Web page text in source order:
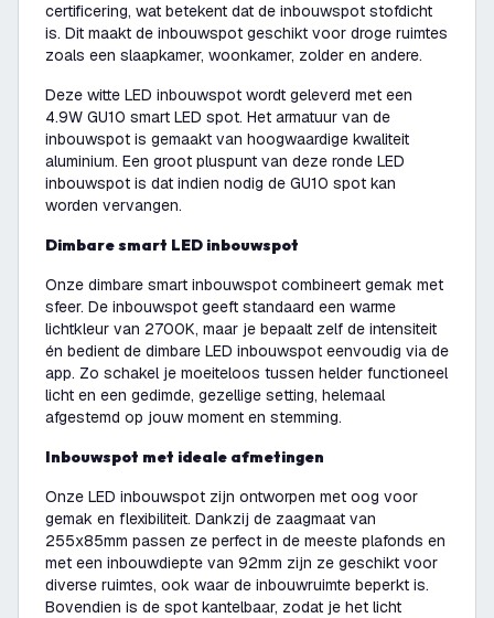
certificering, wat betekent dat de inbouwspot stofdicht
is. Dit maakt de inbouwspot geschikt voor droge ruimtes
zoals een slaapkamer, woonkamer, zolder en andere.
Deze witte LED inbouwspot wordt geleverd met een
4.9W GU10 smart LED spot. Het armatuur van de
inbouwspot is gemaakt van hoogwaardige kwaliteit
aluminium. Een groot pluspunt van deze ronde LED
inbouwspot is dat indien nodig de GU10 spot kan
worden vervangen.
Dimbare smart LED inbouwspot
Onze dimbare smart inbouwspot combineert gemak met
sfeer. De inbouwspot geeft standaard een warme
lichtkleur van 2700K, maar je bepaalt zelf de intensiteit
én bedient de dimbare LED inbouwspot eenvoudig via de
app. Zo schakel je moeiteloos tussen helder functioneel
licht en een gedimde, gezellige setting, helemaal
afgestemd op jouw moment en stemming.
Inbouwspot met ideale afmetingen
Onze LED inbouwspot zijn ontworpen met oog voor
gemak en flexibiliteit. Dankzij de zaagmaat van
255x85mm passen ze perfect in de meeste plafonds en
met een inbouwdiepte van 92mm zijn ze geschikt voor
diverse ruimtes, ook waar de inbouwruimte beperkt is.
Bovendien is de spot kantelbaar, zodat je het licht